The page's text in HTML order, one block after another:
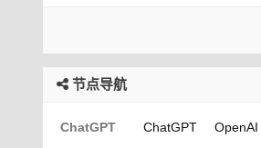
节点导航
ChatGPT ChatGPT OpenAI